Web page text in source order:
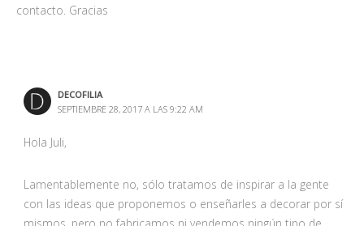
contacto. Gracias
DECOFILIA
SEPTIEMBRE 28, 2017 A LAS 9:22 AM
Hola Juli,
Lamentablemente no, sólo tratamos de inspirar a la gente
con las ideas que proponemos o enseñarles a decorar por sí